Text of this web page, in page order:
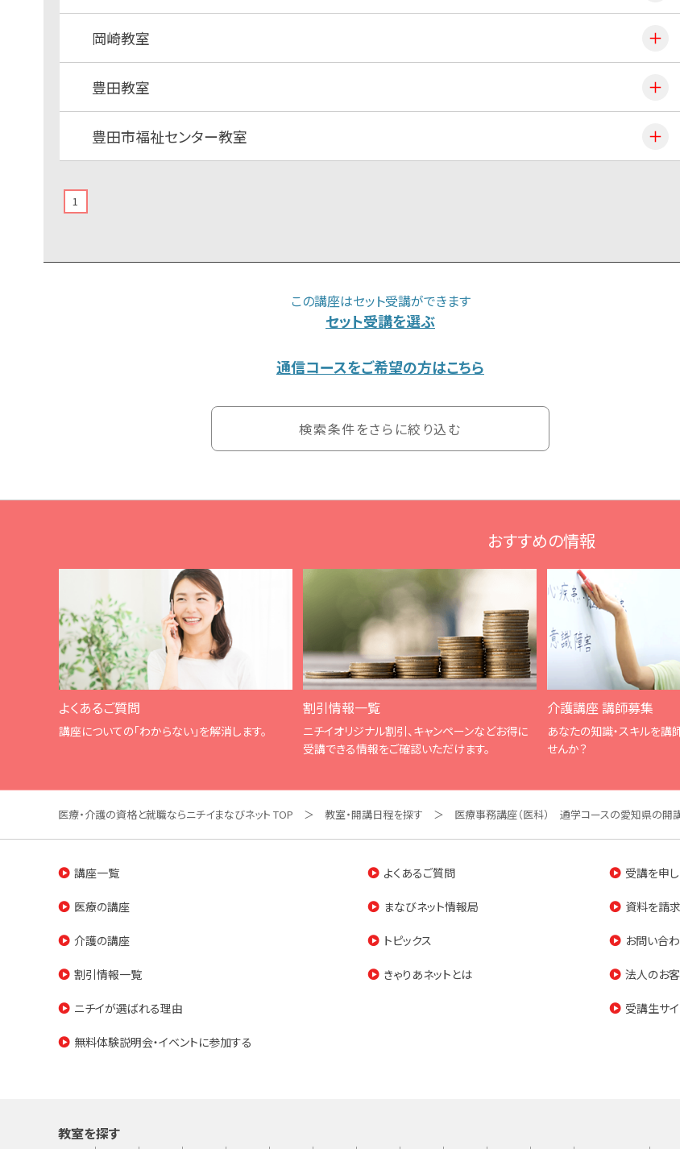
岡崎教室
豊田教室
豊田市福祉センター教室
1
この講座はセット受講ができます
セット受講を選ぶ
通信コースをご希望の方はこちら
検索条件をさらに絞り込む
おすすめの情報
よくあるご質問
講座についての「わからない」を解消します。
割引情報一覧
ニチイオリジナル割引、キャンペーンなどお得に
受講できる情報をご確認いただけます。
介護講座 講師募集
あなたの知識・スキルを講
せんか？
医療・介護の資格と就職ならニチイまなびネット TOP 教室・開講日程を探す 医療事務講座（医科） 通学コースの愛知県の開
講座一覧
医療の講座
介護の講座
割引情報一覧
ニチイが選ばれる理由
無料体験説明会・イベントに参加する
よくあるご質問
まなびネット情報局
トピックス
きゃりあネットとは
受講を申
資料を請
お問い合
法人のお
受講生サイ
教室を探す